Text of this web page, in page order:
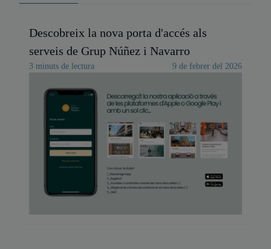
3 minuts de lectura 9 de febrer del 2026
Descobreix la nova porta d'accés als
serveis de Grup Núñez i Navarro